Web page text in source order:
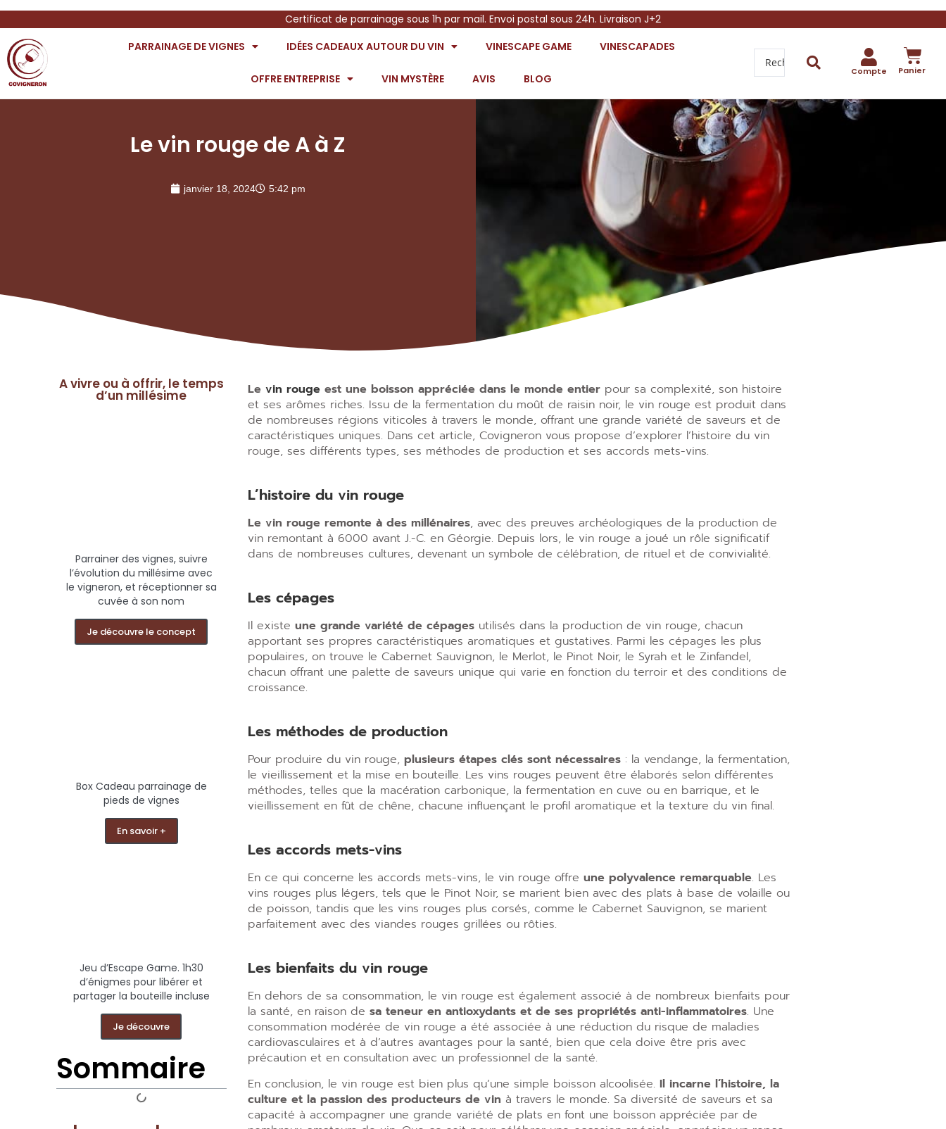
Certificat de parrainage sous 1h par mail. Envoi postal sous 24h. Livraison J+2
PARRAINAGE DE VIGNES
IDÉES CADEAUX AUTOUR DU VIN VINESCAPE GAME VINESCAPADES
OFFRE ENTREPRISE VIN MYSTÈRE AVIS BLOG
Compte Panier
Le vin rouge de A à Z
janvier 18, 2024 5:42 pm
A vivre ou à offrir, le temps
d’un millésime
Parrainer des vignes, suivre
l’évolution du millésime avec
le vigneron, et réceptionner sa
cuvée à son nom
Je découvre le concept
Box Cadeau parrainage de
pieds de vignes
En savoir +
Jeu d’Escape Game. 1h30
d’énigmes pour libérer et
partager la bouteille incluse
Je découvre
Sommaire
Le vin rougeest une boisson appréciée dans le monde entierpour sa complexité, son histoire
et ses arômes riches. Issu de la fermentation du moût de raisin noir, le vin rouge est produit dans
de nombreuses régions viticoles à travers le monde, offrant une grande variété de saveurs et de
caractéristiques uniques. Dans cet article, Covigneron vous propose d’explorer l’histoire du vin
rouge, ses différents types, ses méthodes de production et ses accords mets-vins.
L’histoire du vin rouge
Le vin rouge remonte à des millénaires, avec des preuves archéologiques de la production de
vin remontant à 6000 avant J.-C. en Géorgie. Depuis lors, le vin rouge a joué un rôle significatif
dans de nombreuses cultures, devenant un symbole de célébration, de rituel et de convivialité.
Les cépages
Il existe une grande variété de cépagesutilisés dans la production de vin rouge, chacun
apportant ses propres caractéristiques aromatiques et gustatives. Parmi les cépages les plus
populaires, on trouve le Cabernet Sauvignon, le Merlot, le Pinot Noir, le Syrah et le Zinfandel,
chacun offrant une palette de saveurs unique qui varie en fonction du terroir et des conditions de
croissance.
Les méthodes de production
Pour produire du vin rouge, plusieurs étapes clés sont nécessaires: la vendange, la fermentation,
le vieillissement et la mise en bouteille. Les vins rouges peuvent être élaborés selon différentes
méthodes, telles que la macération carbonique, la fermentation en cuve ou en barrique, et le
vieillissement en fût de chêne, chacune influençant le profil aromatique et la texture du vin final.
Les accords mets-vins
En ce qui concerne les accords mets-vins, le vin rouge offre une polyvalence remarquable. Les
vins rouges plus légers, tels que le Pinot Noir, se marient bien avec des plats à base de volaille ou
de poisson, tandis que les vins rouges plus corsés, comme le Cabernet Sauvignon, se marient
parfaitement avec des viandes rouges grillées ou rôties.
Les bienfaits du vin rouge
En dehors de sa consommation, le vin rouge est également associé à de nombreux bienfaits pour
la santé, en raison de sa teneur en antioxydants et de ses propriétés anti-inflammatoires. Une
consommation modérée de vin rouge a été associée à une réduction du risque de maladies
cardiovasculaires et à d’autres avantages pour la santé, bien que cela doive être pris avec
précaution et en consultation avec un professionnel de la santé.
En conclusion, le vin rouge est bien plus qu’une simple boisson alcoolisée. Il incarne l’histoire, la
culture et la passion des producteurs de vin à travers le monde. Sa diversité de saveurs et sa
capacité à accompagner une grande variété de plats en font une boisson appréciée par de